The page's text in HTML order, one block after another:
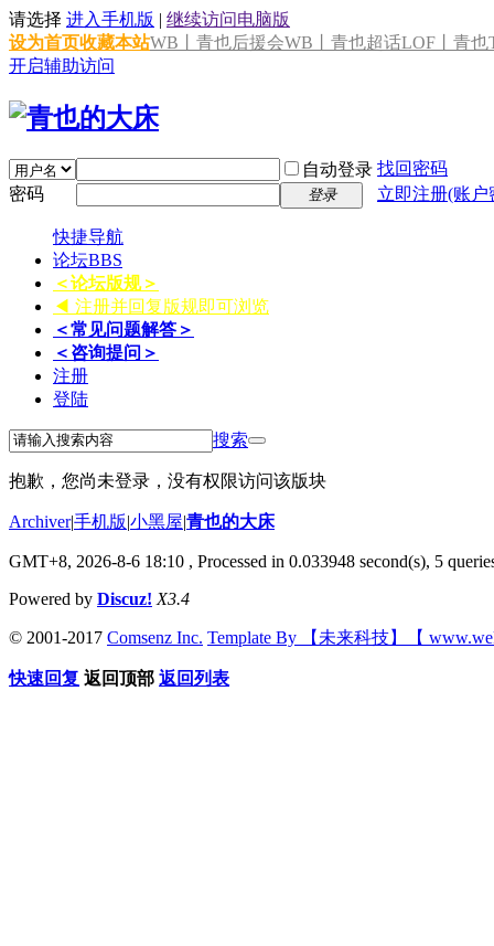
请选择 进入手机版 | 继续访问电脑版
设为首页收藏本站WB丨青也后援会WB丨青也超话LOF丨青也
开启辅助访问
自动登录 找回密码
密码
登录 立即注册(账
快捷导航
论坛BBS
＜论坛版规＞
◀ 注册并回复版规即可浏览
＜常见问题解答＞
＜咨询提问＞
注册
登陆
搜索
抱歉，您尚未登录，没有权限访问该版块
Archiver|手机版|小黑屋|青也的大床
GMT+8, 2026-8-6 18:10 , Processed in 0.033948 second(s), 5
Powered by Discuz! X3.4
© 2001-2017 Comsenz Inc. Template By 【未来科技】【
快速回复 返回顶部 返回列表